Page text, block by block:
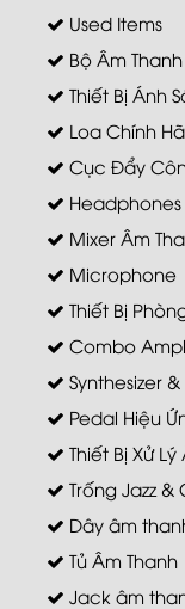
Used Items
Bộ Âm Thanh
Thiết Bị Ánh
Loa Chính
Cục Đẩy
Headphones
Mixer Âm
Microphone
Thiết Bị
Combo
Synthesizer
Pedal Hiệu
Thiết Bị Xử
Trống Jazz &
Dây âm
Tủ Âm Thanh
Jack âm